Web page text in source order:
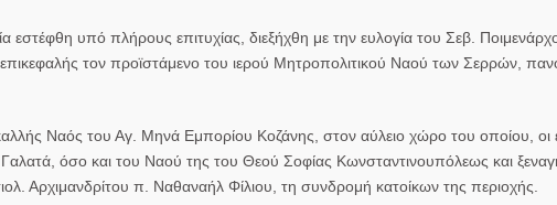
εστέφθη υπό πλήρους επιτυχίας, διεξήχθη με την ευλογία του Σεβ.
τον προϊστάμενο του ιερού Μητροπολιτικού Ναού των Σερρών,
Ναός του Αγ. Μηνά Εμπορίου Κοζάνης, στον αύλειο χώρο του οποίου, οι
όσο και του Ναού της του Θεού Σοφίας Κωνσταντινουπόλεως και
Αρχιμανδρίτου π. Ναθαναήλ Φίλιου, τη συνδρομή κατοίκων της περιοχής.